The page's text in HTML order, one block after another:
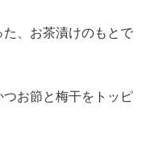
、お茶漬けのもとで
お節と梅干をトッピ